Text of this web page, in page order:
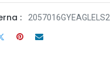
: 2057016GYEAGLELS2